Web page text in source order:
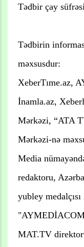
Tədbir çay
Tədbirin
məxsusdur:
XeberTıme.az,
İnamla.az,
Mərkəzi, “ATA
Mərkəzi-nə
Media
redaktoru,
yubley
MAT.TV